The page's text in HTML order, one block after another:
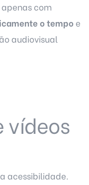
com
o tempo e
audiovisual
vídeos
acessibilidade.